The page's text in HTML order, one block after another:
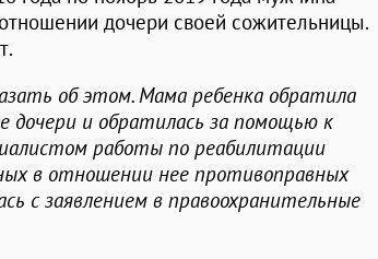
дочери своей сожительницы.
об этом. Мама ребенка обратила
дочери и обратилась за помощью к
работы по реабилитации
в отношении нее противоправных
с заявлением в правоохранительные